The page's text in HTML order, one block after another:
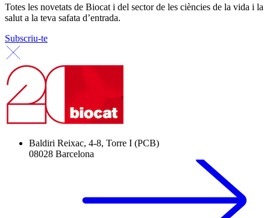
Totes les novetats de Biocat i del sector de les ciències de la vida i la
salut a la teva safata d’entrada.
Subscriu-te
Baldiri Reixac, 4-8, Torre I (PCB)
08028 Barcelona